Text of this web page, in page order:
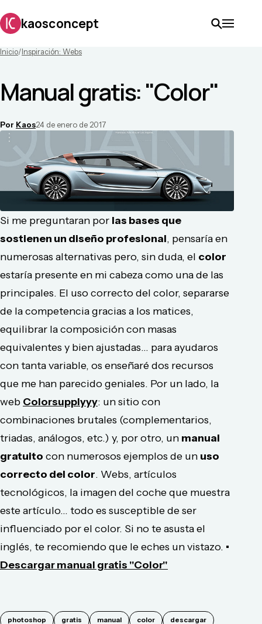
kaosconcept
Inicio/ Inspiración: Webs
Manual gratis: "Color"
Por Kaos24 de enero de 2017
Si me preguntaran por las bases que
sostienen un diseño profesional, pensaría en
numerosas alternativas pero, sin duda, el color
estaría presente en mi cabeza como una de las
principales. El uso correcto del color, separarse
de la competencia gracias a los matices,
equilibrar la composición con masas
equivalentes y bien ajustadas... para ayudaros
con tanta variable, os enseñaré dos recursos
que me han parecido geniales. Por un lado, la
web Colorsupplyyy: un sitio con
combinaciones brutales (complementarios,
triadas, análogos, etc.) y, por otro, un manual
gratuito con numerosos ejemplos de un uso
correcto del color. Webs, artículos
tecnológicos, la imagen del coche que muestra
este artículo... todo es susceptible de ser
influenciado por el color. Si no te asusta el
inglés, te recomiendo que le eches un vistazo. •
Descargar manual gratis "Color"
photoshop gratis manual color descargar